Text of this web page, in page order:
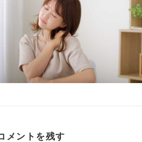
メントを残す